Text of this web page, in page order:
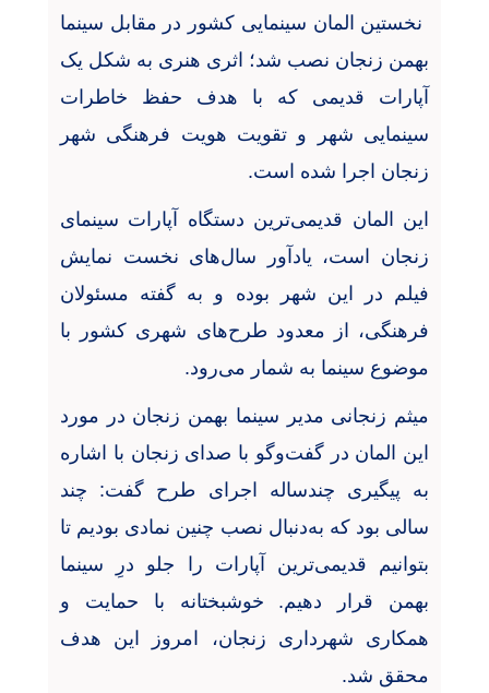
نخستین المان سینمایی کشور در مقابل سینما
بهمن زنجان نصب شد؛ اثری هنری به شکل یک
آپارات قدیمی که با هدف حفظ خاطرات
سینمایی شهر و تقویت هویت فرهنگی شهر
زنجان اجرا شده است.
این المان قدیمی‌ترین دستگاه آپارات سینمای
زنجان است، یادآور سال‌های نخست نمایش
فیلم در این شهر بوده و به گفته مسئولان
فرهنگی، از معدود طرح‌های شهری کشور با
موضوع سینما به شمار می‌رود.
میثم زنجانی مدیر سینما بهمن زنجان در مورد
این المان در گفت‌وگو با صدای زنجان با اشاره
به پیگیری چندساله اجرای طرح گفت: چند
سالی بود که به‌دنبال نصب چنین نمادی بودیم تا
بتوانیم قدیمی‌ترین آپارات را جلو درِ سینما
بهمن قرار دهیم. خوشبختانه با حمایت و
همکاری شهرداری زنجان، امروز این هدف
محقق شد.